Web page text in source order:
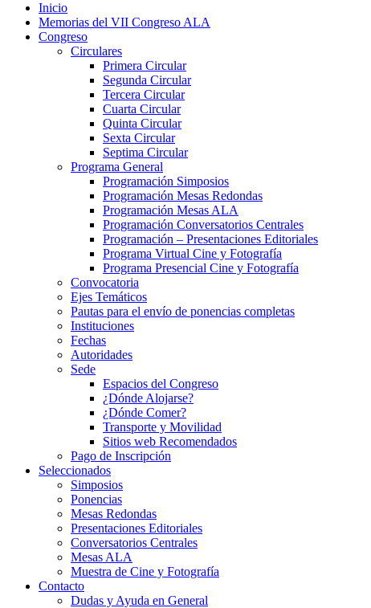
Inicio
Memorias del VII Congreso ALA
Congreso
Circulares
Primera Circular
Segunda Circular
Tercera Circular
Cuarta Circular
Quinta Circular
Sexta Circular
Septima Circular
Programa General
Programación Simposios
Programación Mesas Redondas
Programación Mesas ALA
Programación Conversatorios Centrales
Programación – Presentaciones Editoriales
Programa Virtual Cine y Fotografía
Programa Presencial Cine y Fotografía
Convocatoria
Ejes Temáticos
Pautas para el envío de ponencias completas
Instituciones
Fechas
Autoridades
Sede
Espacios del Congreso
¿Dónde Alojarse?
¿Dónde Comer?
Transporte y Movilidad
Sitios web Recomendados
Pago de Inscripción
Seleccionados
Simposios
Ponencias
Mesas Redondas
Presentaciones Editoriales
Conversatorios Centrales
Mesas ALA
Muestra de Cine y Fotografía
Contacto
Dudas y Ayuda en General